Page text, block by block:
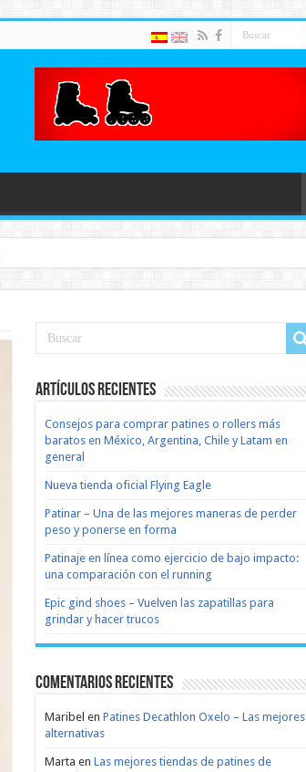
Artículos recientes
Consejos para comprar patines o rollers más
baratos en México, Argentina, Chile y Latam en
general
Nueva tienda oficial Flying Eagle
Patinar – Una de las mejores maneras de perder
peso y ponerse en forma
Patinaje en línea como ejercicio de bajo impacto:
una comparación con el running
Epic gind shoes – Vuelven las zapatillas para
grindar y hacer trucos
Comentarios recientes
Maribel en Patines Decathlon Oxelo – Las mejores
alternativas
Marta en Las mejores tiendas de patines de